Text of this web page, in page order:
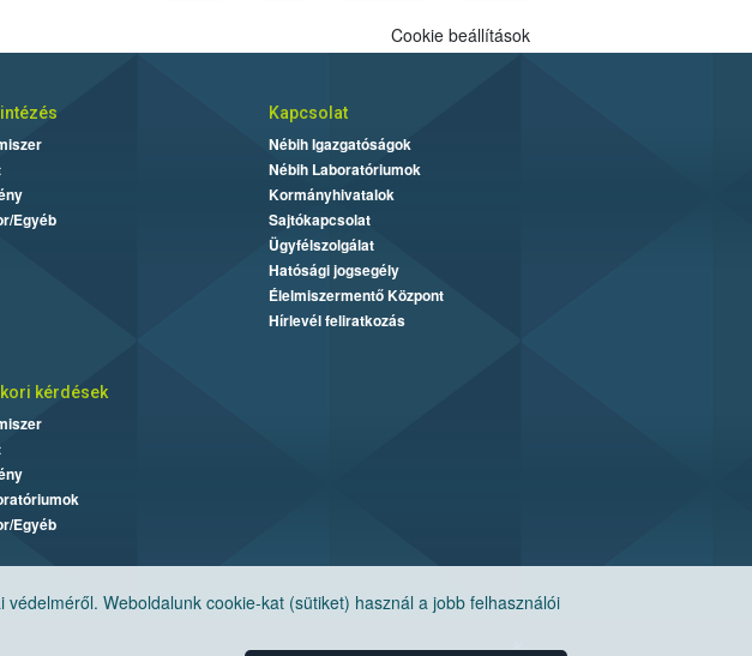
Weboldalunk cookie-kat (sütiket) használ a jobb felhasználói
Cookie beállítások
Egyéb
Kapcsolat
Nébih Igazgatóságok
Nébih Laboratóriumok
Kormányhivatalok
Sajtókapcsolat
Ügyfélszolgálat
Hatósági jogsegély
Élelmiszermentő Központ
Hírlevél feliratkozás
kérdések
Egyéb